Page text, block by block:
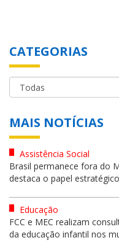
CATEGORIAS
MAIS NOTÍCIAS
Assistência Social
Brasil permanece fora do
destaca o papel
Educação
FCC e MEC realizam
da educação infantil nos